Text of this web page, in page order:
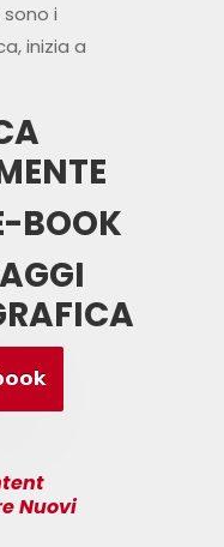
i
inizia a
BOOK
Nuovi